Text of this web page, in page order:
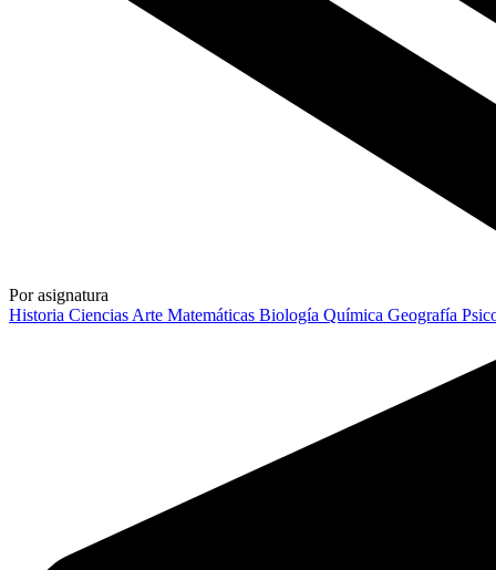
Por asignatura
Historia Ciencias Arte Matemáticas Biología Química Geografía